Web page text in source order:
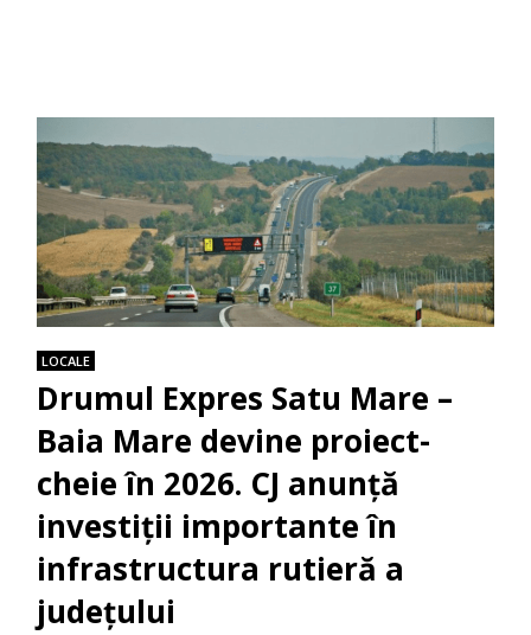
LOCALE
Drumul Expres Satu Mare –
Baia Mare devine proiect-
cheie în 2026. CJ anunță
investiții importante în
infrastructura rutieră a
județului